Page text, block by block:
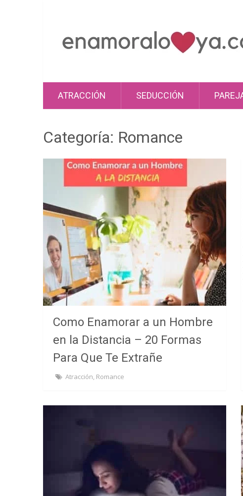
ATRACCIÓN SEDUCCIÓN
Categoría: Romance
Como Enamorar a un Hombre
en la Distancia – 20 Formas
Para Que Te Extrañe
Atracción, Romance